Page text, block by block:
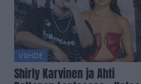
VIIHDE
Shirly Karvinen ja Ahti